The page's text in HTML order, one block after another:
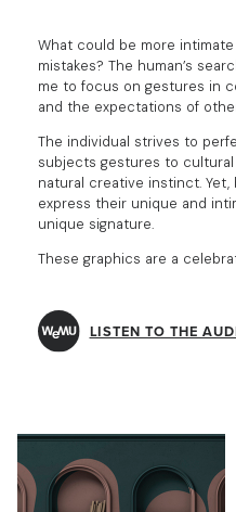
What could be more
mistakes? The human’s
me to focus on gestures in
and the expectations of
The individual strives to
subjects gestures to
natural creative instinct. Yet,
express their unique and
unique signature.
These graphics are a
LISTEN TO THE